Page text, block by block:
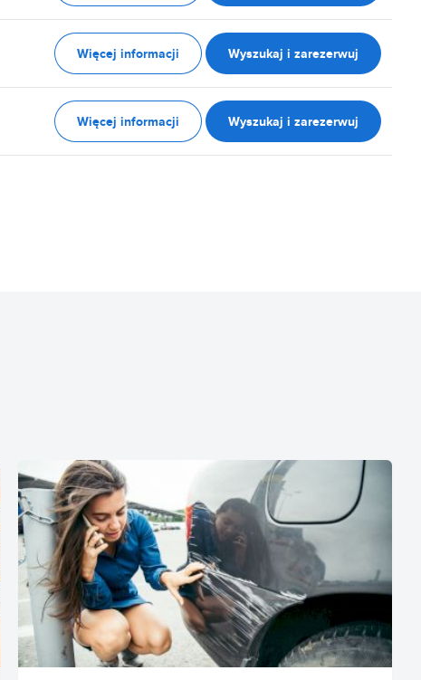
Więcej informacji Wyszukaj i zarezerwuj
Więcej informacji Wyszukaj i zarezerwuj